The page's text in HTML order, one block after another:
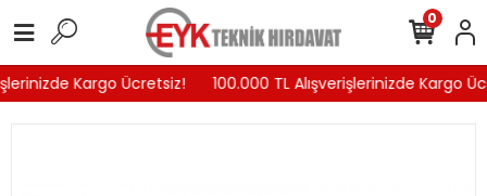
Kargo Ücretsiz! 100.000 TL Alışverişlerinizde Kargo
0